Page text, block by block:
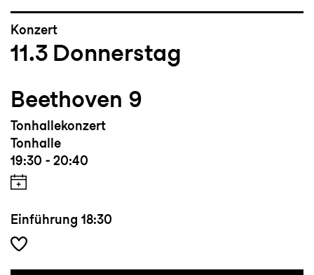
Konzert
11.3 Donnerstag
Beethoven 9
Tonhallekonzert
Tonhalle
19:30 - 20:40
Einführung 18:30